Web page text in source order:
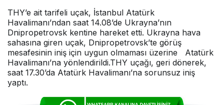
THY’e ait tarifeli uçak, İstanbul Atatürk
Havalimanı’ndan saat 14.08’de Ukrayna’nın
Dnipropetrovsk kentine hareket etti. Ukrayna hava
sahasına giren uçak, Dnipropetrovsk’te görüş
mesafesinin iniş için uygun olmaması üzerine Atatürk
Havalimanı’na yönlendirildi.THY uçağı, geri dönerek,
saat 17.30’da Atatürk Havalimanı’na sorunsuz iniş
yaptı.